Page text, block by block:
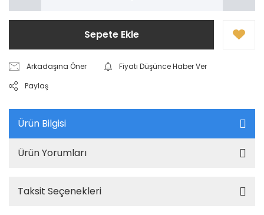
Sepete Ekle
Arkadaşına Öner
Fiyatı Düşünce Haber Ver
Paylaş
Ürün Bilgisi
Ürün Yorumları
Taksit Seçenekleri